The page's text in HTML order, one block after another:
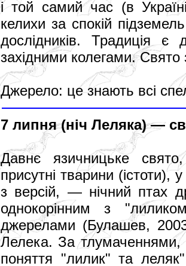
і той самий час (в
келихи за спокій
дослідників. Традиція
західними колегами.
Джерело: це знають всі
7 липня (ніч Леляка) —
Давнє язичницьке
присутні тварини (істоти),
з версій, — нічний птах
однокорінним з
джерелами (Булашев,
Лелека. За тлумаченнями,
поняття "лилик" та